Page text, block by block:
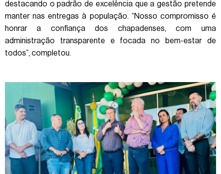
destacando o padrão de excelência que a gestão pretende
manter nas entregas à população. “Nosso compromisso é
honrar a confiança dos chapadenses, com uma
administração transparente e focada no bem-estar de
todos”, completou.